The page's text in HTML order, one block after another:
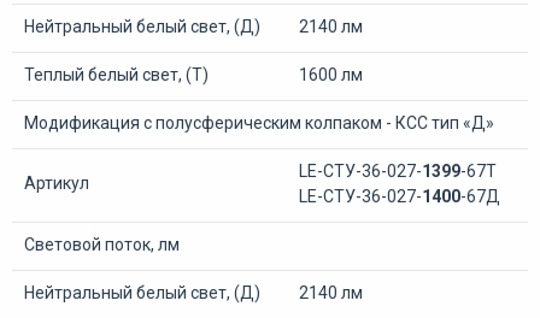
Нейтральный белый свет, (Д) 2140 лм
Теплый белый свет, (Т) 1600 лм
Модификация с полусферическим колпаком - КСС тип «Д»
Артикул
LE-СТУ-36-027-1399-67Т
LE-СТУ-36-027-1400-67Д
Световой поток, лм
Нейтральный белый свет, (Д) 2140 лм